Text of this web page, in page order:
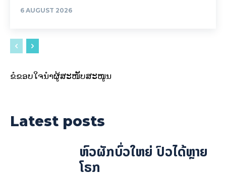
6 AUGUST 2026
ຂໍຂອບໃຈນຳຜູ້ສະໜັບສະໜູນ
Latest posts
ຫົວຜັກບົ່ວໃຫຍ່ ປົວໄດ້ຫຼາຍ
ໂຣກ